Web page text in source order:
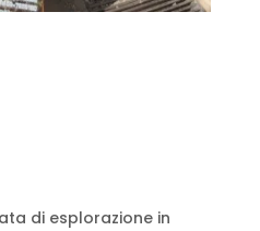
di esplorazione in